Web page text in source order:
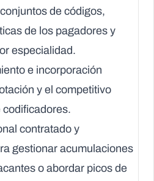
de códigos,
de los pagadores y
especialidad.
e incorporación
y el competitivo
codificadores.
contratado y
gestionar acumulaciones
o abordar picos de